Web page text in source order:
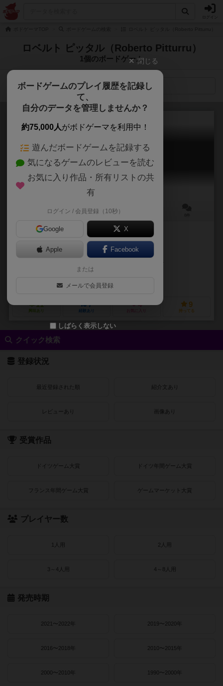
ロベルト ピッタル（Roberto Pitturru）
1個のボードゲーム
検索メニュー
キングスブルク（第二版）
Kingsburg (Second Edition)
90～120分
作品説明文の編集者を募集中
アンドレア・チアヴェシオ（Andrea Chiarvesio）
ダビデ・コルシ（Davide Corsi）
ゲームハーバー（Game Harbor）
11
興味あり
7
経験あり
4 9
持ってる
クイック検索
登録状況
最近登録された順 紹介文あり
レビューあり 画像あり
受賞作品
ドイツゲーム大賞 ドイツ年間ゲーム大賞
フランス年間ゲーム大賞 ゲームマーケット大賞
プレイヤー数
1人用 2人用
3～4人用 4～8人用
発売時期
2021〜2022年 2019〜2020年
2016〜2018年 2010〜2015年
2000〜2010年 1990〜2000年
閉じる
ボードゲームのプレイ履歴を記録し
て、
自分のデータを管理しませんか？
約75,000人がボドゲーマを利用中！
遊んだボードゲームを記録する
気になるゲームのレビューを読む
お気に入り作品・所有リストの共
有
ログイン / 会員登録（10秒）
Google X
Apple Facebook
または
メールで会員登録
しばらく表示しない